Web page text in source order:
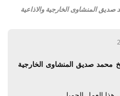
المنشاوى الخارجية والاذاعية
محمد صديق المنشاوى الخارجية